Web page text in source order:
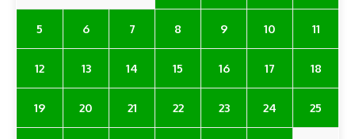
5 6 7 8 9 10 11
12 13 14 15 16 17 18
19 20 21 22 23 24 25